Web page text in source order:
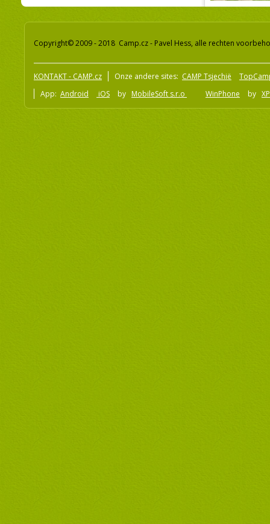
Copyright© 2009 - 2018 Camp.cz - Pavel Hess, alle rechten
KONTAKT - CAMP.cz Onze andere sites: CAMP Tsjechië
App: Android iOS by MobileSoft s.r.o WinPhone by